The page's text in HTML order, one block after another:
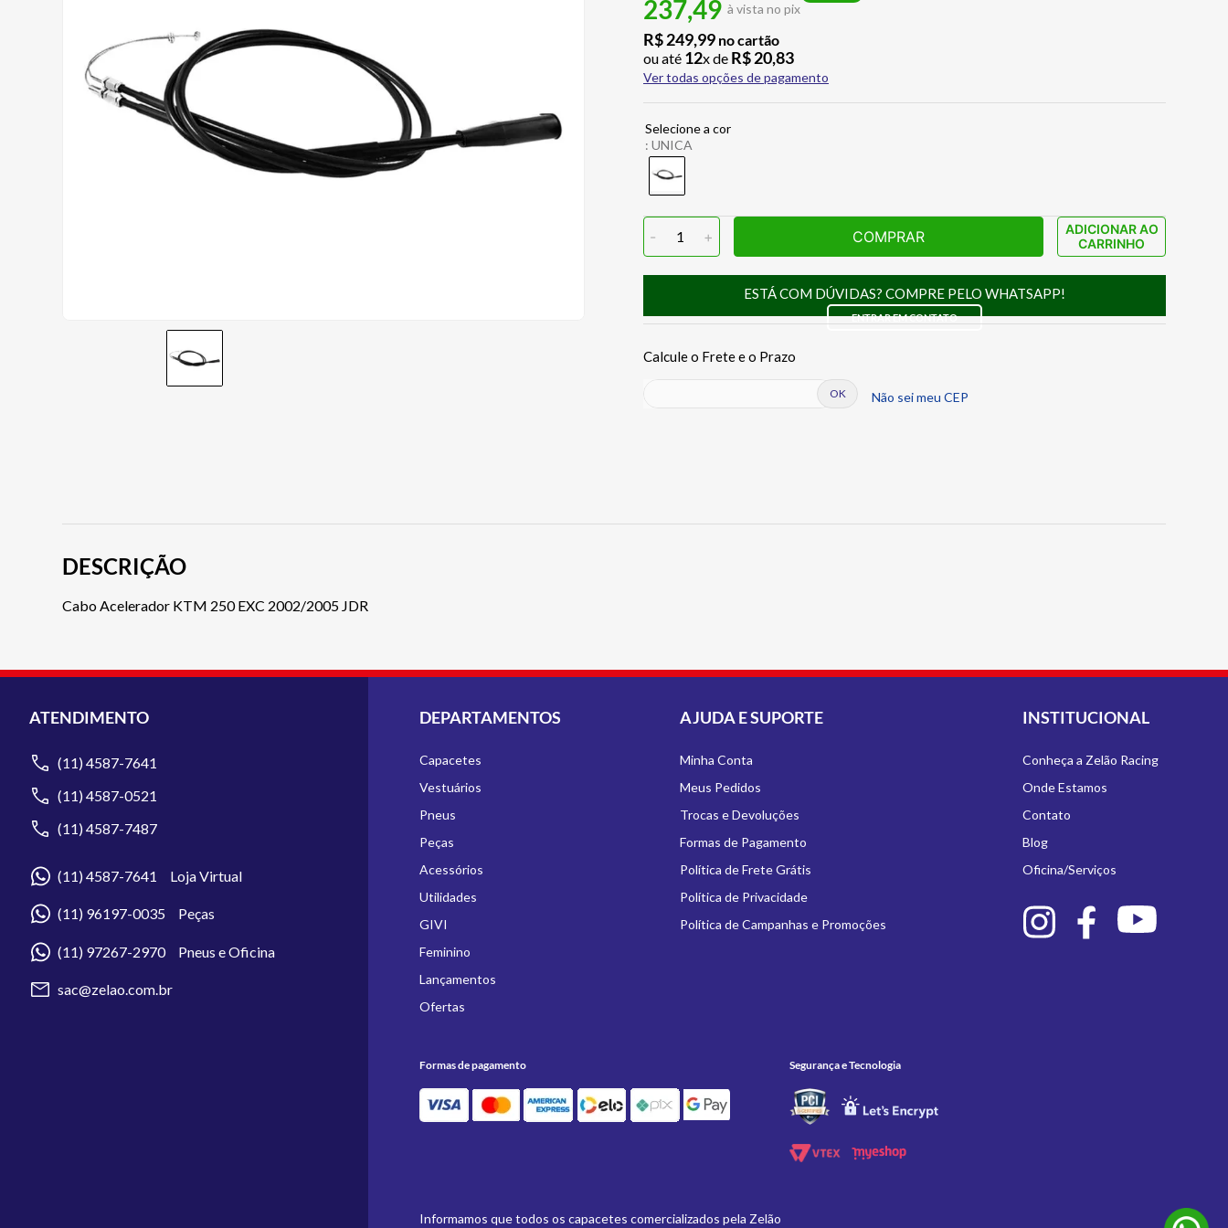
237,49 à vista no pix
R$249,99 no cartão
ou até 12x de R$20,83
Ver todas opções de pagamento
: UNICA
- 1 + COMPRAR
ADICIONAR AO
CARRINHO
ESTÁ COM DÚVIDAS? COMPRE PELO WHATSAPP!
ENTRAR EM CONTATO
Não sei meu CEP
DESCRIÇÃO
Cabo Acelerador KTM 250 EXC 2002/2005 JDR
ATENDIMENTO
(11) 4587-7641
(11) 4587-0521
(11) 4587-7487
(11) 4587-7641 Loja Virtual
(11) 96197-0035 Peças
(11) 97267-2970 Pneus e Oficina
sac@zelao.com.br
DEPARTAMENTOS
Capacetes
Vestuários
Pneus
Peças
Acessórios
Utilidades
GIVI
Feminino
Lançamentos
Ofertas
AJUDA E SUPORTE
Minha Conta
Meus Pedidos
Trocas e Devoluções
Formas de Pagamento
Política de Frete Grátis
Política de Privacidade
Política de Campanhas e Promoções
INSTITUCIONAL
Conheça a Zelão Racing
Onde Estamos
Contato
Blog
Oficina/Serviços
Formas de pagamento Segurança e Tecnologia
Informamos que todos os capacetes comercializados pela Zelão
CALÇA
10º BOTAS